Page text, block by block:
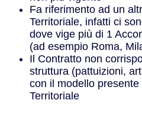
Fa riferimento ad un
Territoriale, infatti ci
dove vige più di 1
(ad esempio Roma,
Il Contratto non
struttura (pattuizioni,
con il modello presente
Territoriale